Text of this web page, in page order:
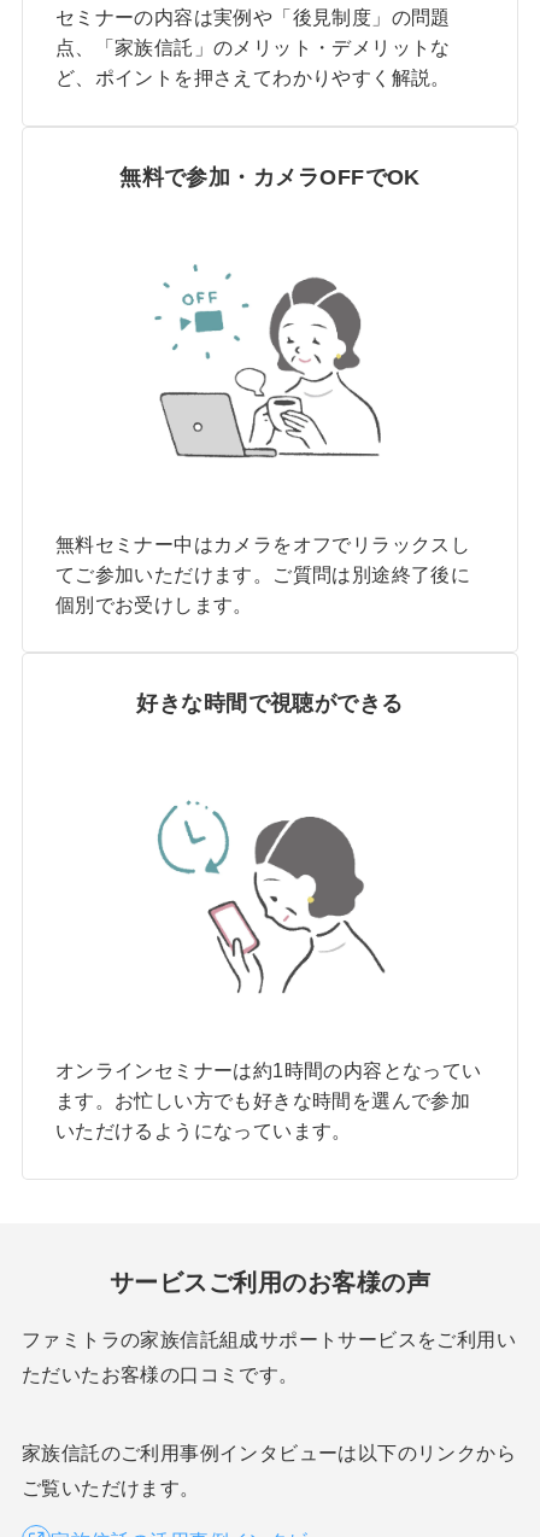
セミナーの内容は実例や「後見制度」の問題
点、「家族信託」のメリット・デメリットな
ど、ポイントを押さえてわかりやすく解説。
無料で参加・カメラOFFでOK
無料セミナー中はカメラをオフでリラックスし
てご参加いただけます。ご質問は別途終了後に
個別でお受けします。
好きな時間で視聴ができる
オンラインセミナーは約1時間の内容となってい
ます。お忙しい方でも好きな時間を選んで参加
いただけるようになっています。
サービスご利用のお客様の声
ファミトラの家族信託組成サポートサービスをご利用い
ただいたお客様の口コミです。
家族信託のご利用事例インタビューは以下のリンクから
ご覧いただけます。